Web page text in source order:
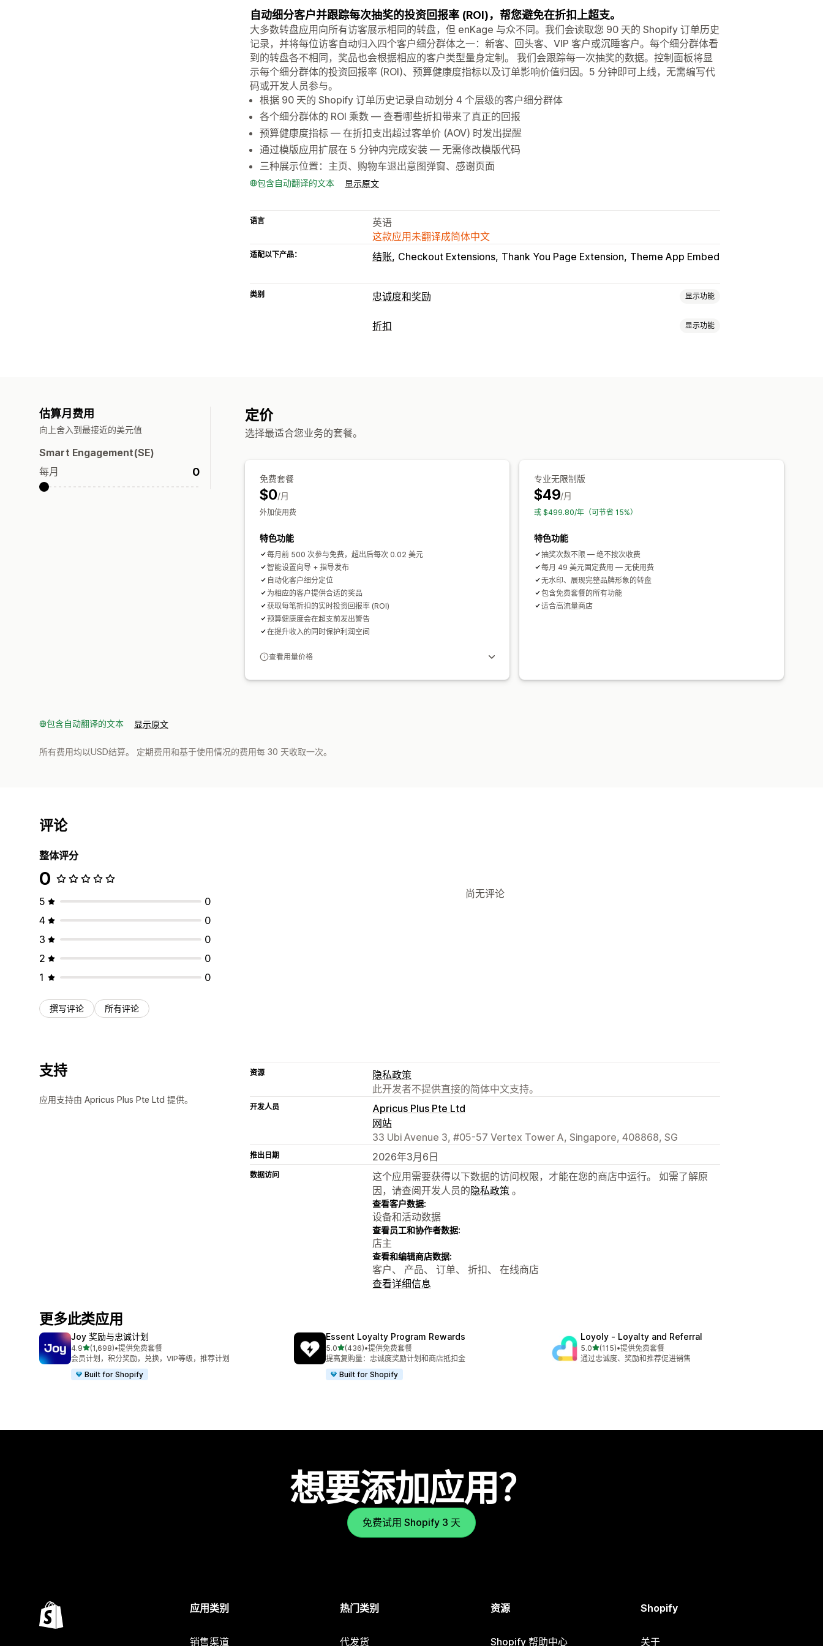
自动细分客户并跟踪每次抽奖的投资回报率 (ROI)，帮您避免在折扣上超支。
大多数转盘应用向所有访客展示相同的转盘，但 enKage 与众不同。我们会读取您 90 天的 Shopify 订单历史
记录，并将每位访客自动归入四个客户细分群体之一：新客、回头客、VIP 客户或沉睡客户。每个细分群体看
到的转盘各不相同，奖品也会根据相应的客户类型量身定制。 我们会跟踪每一次抽奖的数据。控制面板将显
示每个细分群体的投资回报率 (ROI)、预算健康度指标以及订单影响价值归因。5 分钟即可上线，无需编写代
码或开发人员参与。
根据 90 天的 Shopify 订单历史记录自动划分 4 个层级的客户细分群体
各个细分群体的 ROI 乘数 — 查看哪些折扣带来了真正的回报
预算健康度指标 — 在折扣支出超过客单价 (AOV) 时发出提醒
通过模版应用扩展在 5 分钟内完成安装 — 无需修改模版代码
三种展示位置：主页、购物车退出意图弹窗、感谢页面
包含自动翻译的文本 显示原文
语言
英语
这款应用未翻译成简体中文
适配以下产品： 结账 Checkout Extensions Thank You Page Extension Theme App Embed
类别 忠诚度和奖励 显示功能
计划类型
折扣 显示功能
估算月费用
向上舍入到最接近的美元值
Smart Engagement(SE)
每月
0
定价
选择最适合您业务的套餐。
免费套餐
$0/月
外加使用费
特色功能
每月前 500 次参与免费，超出后每次 0.02 美元
智能设置向导 + 指导发布
自动化客户细分定位
为相应的客户提供合适的奖品
获取每笔折扣的实时投资回报率 (ROI)
预算健康度会在超支前发出警告
在提升收入的同时保护利润空间
查看用量价格
专业无限制版
$49/月
或 $499.80/年（可节省 15%）
特色功能
抽奖次数不限 — 绝不按次收费
每月 49 美元固定费用 — 无使用费
无水印、展现完整品牌形象的转盘
包含免费套餐的所有功能
适合高流量商店
包含自动翻译的文本 显示原文
所有费用均以USD结算。 定期费用和基于使用情况的费用每 30 天收取一次。
评论
整体评分
0
5
0
4
0
3
0
2
0
1
0
撰写评论 所有评论
尚无评论
支持
应用支持由 Apricus Plus Pte Ltd 提供。
资源
隐私政策
此开发者不提供直接的简体中文支持。
开发人员
Apricus Plus Pte Ltd
网站
33 Ubi Avenue 3, #05-57 Vertex Tower A, Singapore, 408868, SG
推出日期 2026年3月6日
数据访问
这个应用需要获得以下数据的访问权限，才能在您的商店中运行。 如需了解原
因，请查阅开发人员的隐私政策 。
查看客户数据:
设备和活动数据
查看员工和协作者数据:
店主
查看和编辑商店数据:
客户、 产品、 订单、 折扣、 在线商店
查看详细信息
更多此类应用
Joy 奖励与忠诚计划
4.9星（满分 5 星）
(1,698)
总共 1698 条评论
•提供免费套餐
会员计划，积分奖励，兑换，VIP等级，推荐计划
Built for Shopify
Essent Loyalty Program Rewards
5.0星（满分 5 星）
(436)
总共 436 条评论
•提供免费套餐
提高复购量：忠诚度奖励计划和商店抵扣金
Built for Shopify
Loyoly ‑ Loyalty and Referral
5.0星（满分 5 星）
(115)
总共 115 条评论
•提供免费套餐
通过忠诚度、奖励和推荐促进销售
想要添加应用？
免费试用 Shopify 3 天
应用类别
销售渠道
热门类别
代发货
资源
Shopify 帮助中心
Shopify
关于